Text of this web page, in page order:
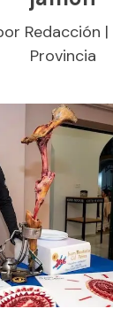
Redacción |
Provincia